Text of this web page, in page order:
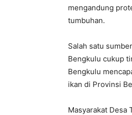
mengandung
tumbuhan.
Salah satu
Bengkulu cukup
Bengkulu
ikan di Provinsi
Masyarakat Desa